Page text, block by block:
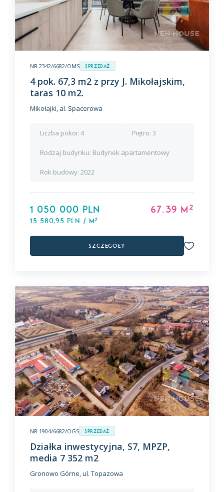
NR 2342/6682/OMS Sprzedaż
4 pok. 67,3 m2 z przy J. Mikołajskim,
taras 10 m2.
Mikołajki, al. Spacerowa
Liczba pokoi: 4 Piętro: 3
Rodzaj budynku: Budynek apartamentowy
Rok budowy: 2022
1 050 000 PLN
15 580,95 PLN / m2
67.39 m 2
Szczegóły
NR 1904/6682/OGS Sprzedaż
Działka inwestycyjna, S7, MPZP,
media 7 352 m2
Gronowo Górne, ul. Topazowa